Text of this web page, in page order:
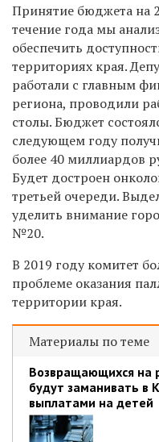
Принятие бюджета на
течение года мы
обеспечить
территориях края.
работали с главным
региона, проводили
столы. Бюджет
следующем году
более 40 миллиардов
Будет достроен
третьей очереди.
уделить внимание
№20.
В 2019 году комитет
проблеме оказания
территории края.
Материалы по теме
Возвращающихся на
будут заманивать в
выплатами на детей